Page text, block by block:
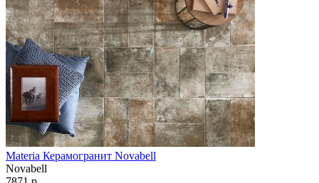
Materia Керамогранит Novabell
Novabell